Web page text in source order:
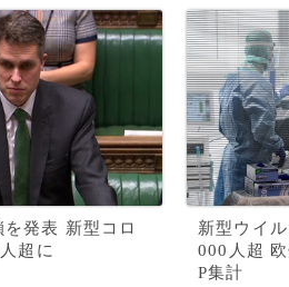
発表 新型コロ
超に
新型ウイ
000人超
P集計